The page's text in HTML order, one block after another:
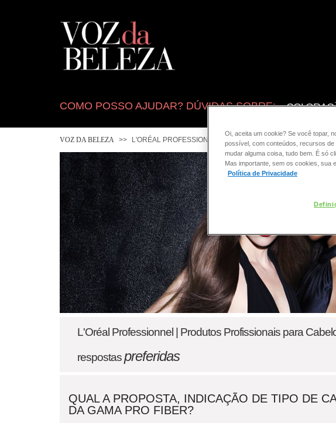
COMO POSSO AJUDAR? DÚVIDAS SOBRE:
VOZ DA BELEZA L'ORÉAL PROFESSIONNEL
L'Oréal Professionnel | Produtos Profissionais para
respostaspreferidas
QUAL A PROPOSTA, INDICAÇÃO DE TIPO DE
DA GAMA PRO FIBER?
Oi, aceita um cookie? Se você topar,
possível, com conteúdos, recursos
mudar alguma coisa, tudo bem. É só
Mas importante, sem os cookies, sua
Política de Privacidade